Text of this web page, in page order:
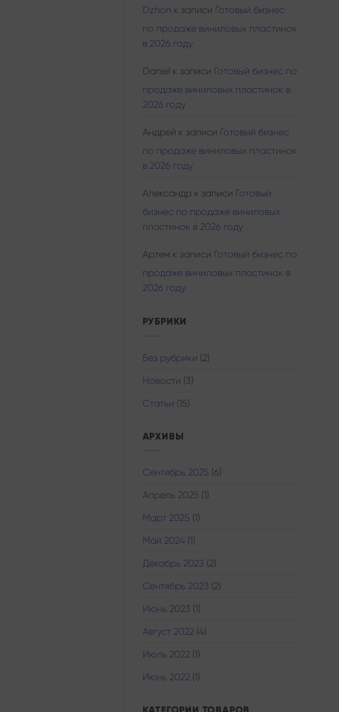
Dzhon к записи Готовый бизнес
по продаже виниловых пластинок
в 2026 году
Daniel к записи Готовый бизнес по
продаже виниловых пластинок в
2026 году
Андрей к записи Готовый бизнес
по продаже виниловых пластинок
в 2026 году
Александрк записи Готовый
бизнес по продаже виниловых
пластинок в 2026 году
Артем к записи Готовый бизнес по
продаже виниловых пластинок в
2026 году
РУБРИКИ
Без рубрики (2)
Новости (3)
Статьи (15)
АРХИВЫ
Сентябрь 2025 (6)
Апрель 2025 (1)
Март 2025 (1)
Май 2024(1)
Декабрь 2023 (2)
Сентябрь 2023 (2)
Июнь 2023 (1)
Август 2022(4)
Июль 2022(1)
Июнь 2022(1)